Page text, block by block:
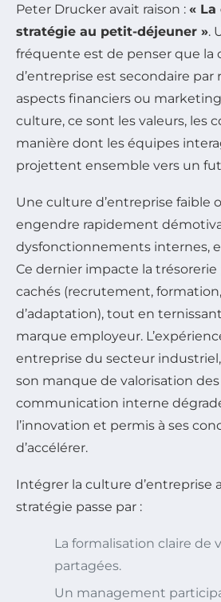
Peter Drucker avait raison : «
stratégie au petit-déjeuner ».
fréquente est de penser que la
d’entreprise est secondaire par
aspects financiers ou
culture, ce sont les valeurs, les
manière dont les équipes
projettent ensemble vers un
Une culture d’entreprise faible
engendre rapidement
dysfonctionnements internes,
Ce dernier impacte la trésorerie
cachés (recrutement,
d’adaptation), tout en
marque employeur.
entreprise du secteur
son manque de valorisation
communication interne
l’innovation et permis à ses
d’accélérer.
Intégrer la culture d’entreprise
stratégie passe par :
La formalisation claire de
partagées.
Un management